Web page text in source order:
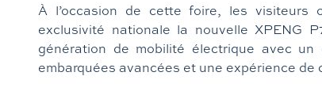
À l’occasion de cette foire, les
exclusivité nationale la nouvelle XPENG
génération de mobilité électrique avec un
embarquées avancées et une expérience de